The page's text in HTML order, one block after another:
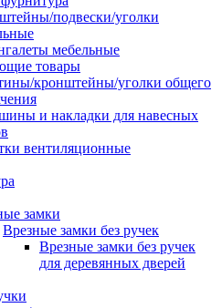
подвески/уголки
мебельные
товары
кронштейны/уголки общего
и накладки для навесных
вентиляционные
замки
Врезные замки без ручек
Врезные замки без ручек
для деревянных дверей